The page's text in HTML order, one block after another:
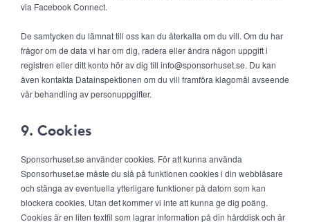
via Facebook Connect.
De samtycken du lämnat till oss kan du återkalla om du vill. Om du har
frågor om de data vi har om dig, radera eller ändra någon uppgift i
registren eller ditt konto hör av dig till info@sponsorhuset.se. Du kan
även kontakta Datainspektionen om du vill framföra klagomål avseende
vår behandling av personuppgifter.
9. Cookies
Sponsorhuset.se använder cookies. För att kunna använda
Sponsorhuset.se måste du slå på funktionen cookies i din webbläsare
och stänga av eventuella ytterligare funktioner på datorn som kan
blockera cookies. Utan det kommer vi inte att kunna ge dig poäng.
Cookies är en liten textfil som lagrar information på din hårddisk och är